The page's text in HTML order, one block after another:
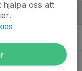
oss att